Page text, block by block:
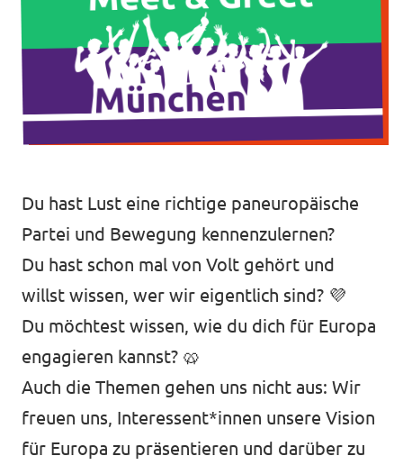
In Bayern vor Ort
Transparenz
Datenschutz
Impressum
Kontakt
Du hast Lust eine richtige paneuropäische
Partei und Bewegung kennenzulernen?
Du hast schon mal von Volt gehört und
willst wissen, wer wir eigentlich sind? 💜⁠
Du möchtest wissen, wie du dich für Europa
engagieren kannst? 🥨
Auch die Themen gehen uns nicht aus: Wir
freuen uns, Interessent*innen unsere Vision
für Europa zu präsentieren und darüber zu